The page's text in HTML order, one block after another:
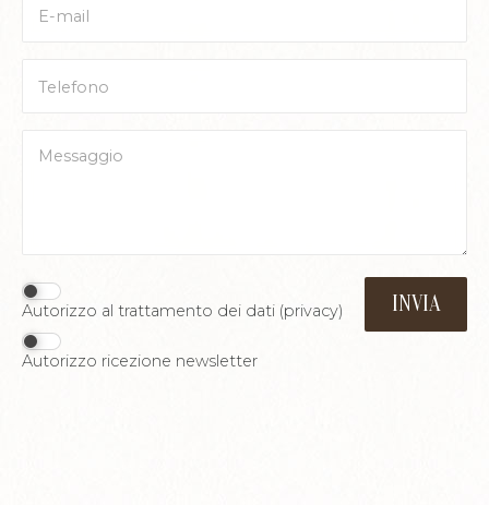
Autorizzo al trattamento dei dati (privacy)
Autorizzo ricezione newsletter